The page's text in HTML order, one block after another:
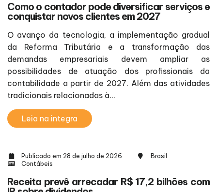
Como o contador pode diversificar serviços e
conquistar novos clientes em 2027
O avanço da tecnologia, a implementação gradual
da Reforma Tributária e a transformação das
demandas empresariais devem ampliar as
possibilidades de atuação dos profissionais da
contabilidade a partir de 2027. Além das atividades
tradicionais relacionadas à...
Leia na integra
Publicado em 28 de julho de 2026
Brasil
Contábeis
Receita prevê arrecadar R$ 17,2 bilhões com